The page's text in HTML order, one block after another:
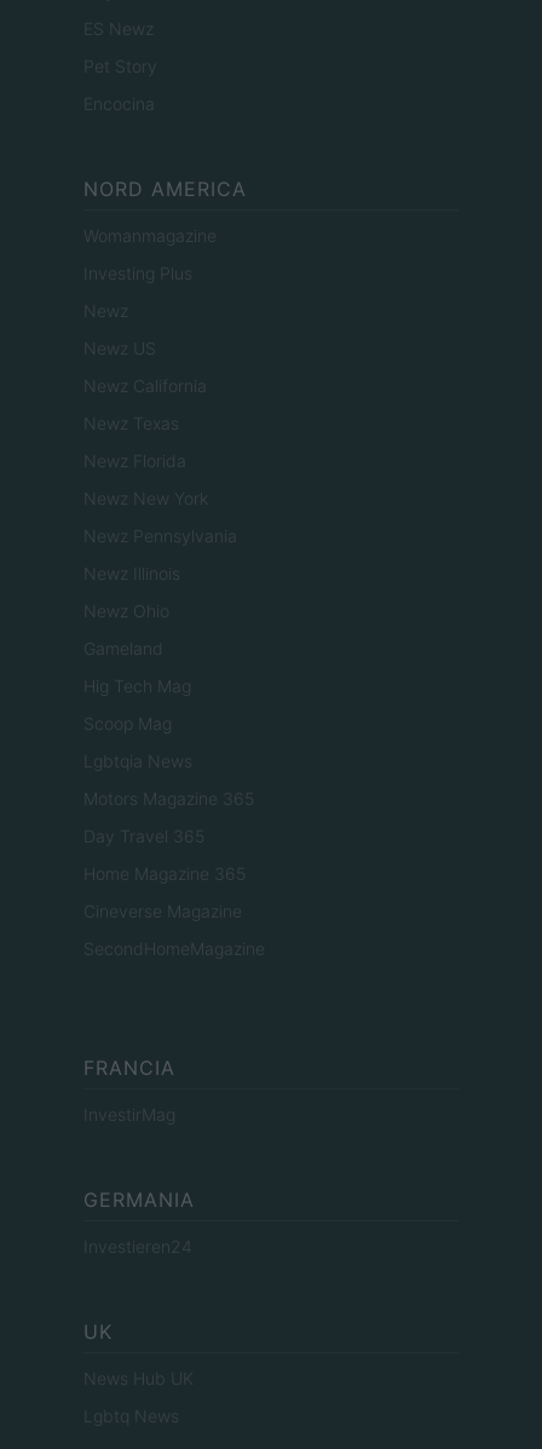
ES Newz
Pet Story
Encocina
NORD AMERICA
Womanmagazine
Investing Plus
Newz
Newz US
Newz California
Newz Texas
Newz Florida
Newz New York
Newz Pennsylvania
Newz Illinois
Newz Ohio
Gameland
Hig Tech Mag
Scoop Mag
Lgbtqia News
Motors Magazine 365
Day Travel 365
Home Magazine 365
Cineverse Magazine
SecondHomeMagazine
FRANCIA
InvestirMag
GERMANIA
Investieren24
UK
News Hub UK
Lgbtq News